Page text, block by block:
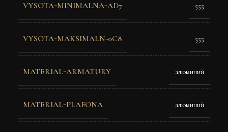
VYSOTA-MINIMALNA-AD7 555
VYSOTA-MAKSIMALN-0C8 555
MATERIAL-ARMATURY алюминий
MATERIAL-PLAFONA алюминий